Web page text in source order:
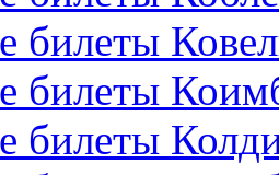
билеты
билеты
билеты